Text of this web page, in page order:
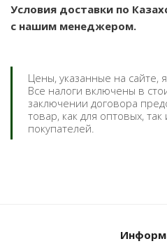
Условия доставки по
с нашим менеджером.
Цены, указанные на сайте,
Все налоги включены в
заключении договора
товар, как для оптовых,
покупателей.